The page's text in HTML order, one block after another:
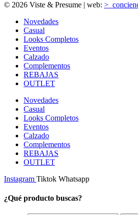
© 2026 Viste & Presume | web:
Novedades
Casual
Looks Completos
Eventos
Calzado
Complementos
REBAJAS
OUTLET
Novedades
Casual
Looks Completos
Eventos
Calzado
Complementos
REBAJAS
OUTLET
Instagram Tiktok Whatsapp
¿Qué producto buscas?